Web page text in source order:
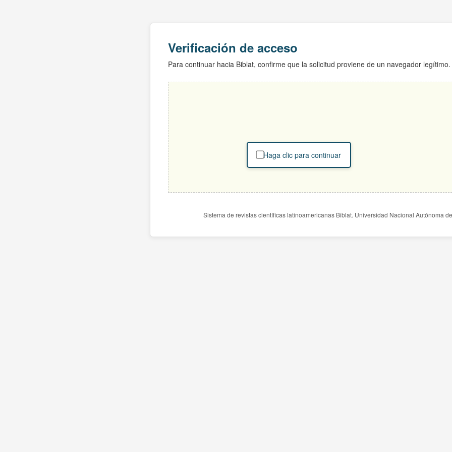
Verificación de acceso
Para continuar hacia Biblat, confirme que la solicitud proviene de un navegador legítimo.
Haga clic para continuar
Sistema de revistas científicas latinoamericanas Biblat. Universidad Nacional Autónoma